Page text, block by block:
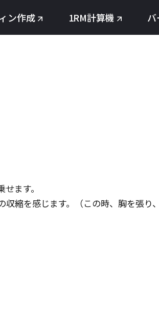
ン作成 1RM計算機
ます。
縮を感じます。（この時、胸を張り